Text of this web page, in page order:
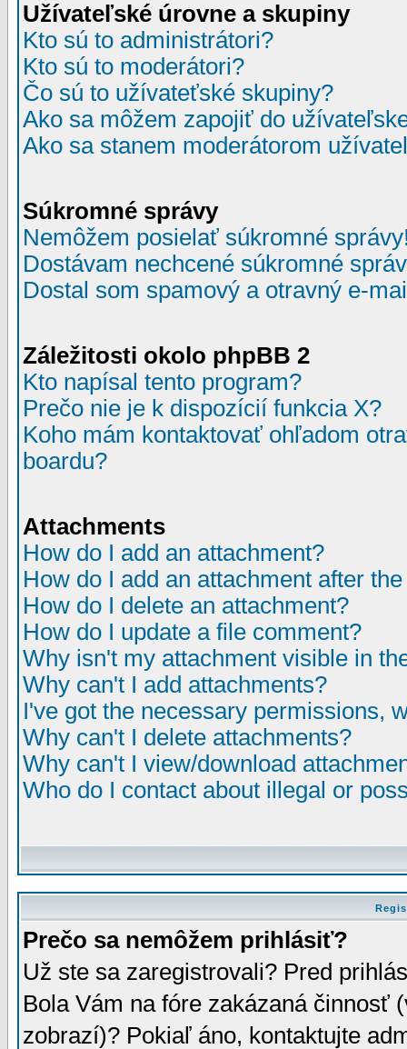
Užívateľské úrovne a skupiny
Kto sú to administrátori?
Kto sú to moderátori?
Čo sú to užívateťské skupiny?
Ako sa môžem zapojiť do
Ako sa stanem moderátorom
Súkromné správy
Nemôžem posielať súkromné
Dostávam nechcené súkromné
Dostal som spamový a otravný e-
Záležitosti okolo phpBB 2
Kto napísal tento program?
Prečo nie je k dispozícií funkcia X?
Koho mám kontaktovať ohľadom
boardu?
Attachments
How do I add an attachment?
How do I add an attachment after
How do I delete an attachment?
How do I update a file comment?
Why isn't my attachment visible in
Why can't I add attachments?
I've got the necessary permissions,
Why can't I delete attachments?
Why can't I view/download
Who do I contact about illegal or
Prečo sa nemôžem prihlásiť?
Už ste sa zaregistrovali? Pred
Bola Vám na fóre zakázaná činnosť
zobrazí)? Pokiaľ áno, kontaktujte